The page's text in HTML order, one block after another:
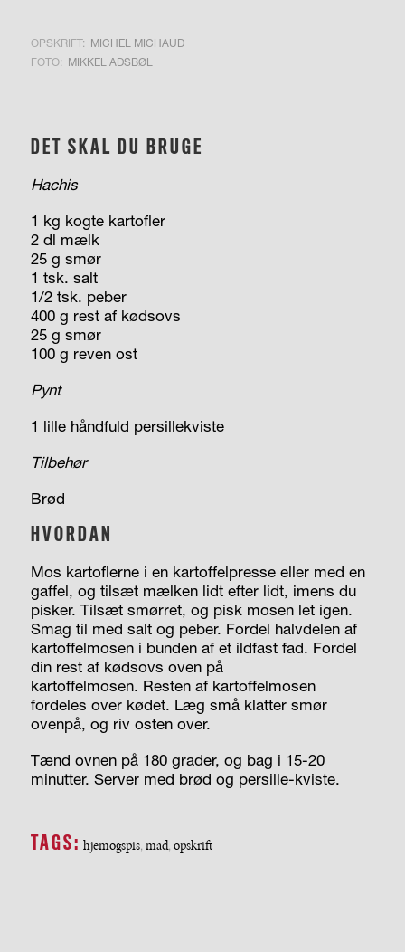
OPSKRIFT: MICHEL MICHAUD
FOTO: MIKKEL ADSBØL
DET SKAL DU BRUGE
Hachis
1 kg kogte kartofler
2 dl mælk
25 g smør
1 tsk. salt
1/2 tsk. peber
400 g rest af kødsovs
25 g smør
100 g reven ost
Pynt
1 lille håndfuld persillekviste
Tilbehør
Brød
HVORDAN
Mos kartoflerne i en kartoffelpresse eller med en
gaffel, og tilsæt mælken lidt efter lidt, imens du
pisker. Tilsæt smørret, og pisk mosen let igen.
Smag til med salt og peber. Fordel halvdelen af
kartoffel­mosen i bunden af et ildfast fad. Fordel
din rest af kødsovs oven på
kartoffelmosen. Resten af kartoffelmosen
fordeles over kødet. Læg små klatter smør
ovenpå, og riv osten over.
Tænd ovnen på 180 grader, og bag i 15-20
minutter. Server med brød og persille-kviste.
TAGS: hjemogspis, mad, opskrift